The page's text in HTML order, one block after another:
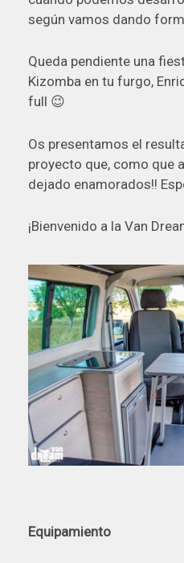
según vamos dando
Queda pendiente una
Kizomba en tu furgo,
full 😉
Os presentamos el
proyecto que, como que a
dejado enamorados!!
¡Bienvenido a la Van
Equipamiento